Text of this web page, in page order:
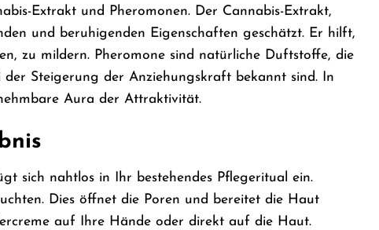
Extrakt und Pheromonen. Der Cannabis-Extrakt,
und beruhigenden Eigenschaften geschätzt. Er hilft,
zu mildern. Pheromone sind natürliche Duftstoffe, die
Steigerung der Anziehungskraft bekannt sind. In
Aura der Attraktivität.
sich nahtlos in Ihr bestehendes Pflegeritual ein.
Dies öffnet die Poren und bereitet die Haut
auf Ihre Hände oder direkt auf die Haut.